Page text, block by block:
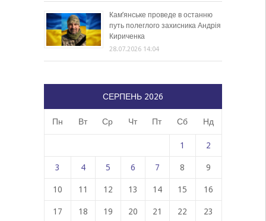
Кам’янське проведе в останню
путь полеглого захисника Андрія
Кириченка
28.07.2026 14:04
СЕРПЕНЬ 2026
Пн Вт Ср Чт Пт Сб Нд
1 2
3 4 5 6 7 8 9
10 11 12 13 14 15 16
17 18 19 20 21 22 23